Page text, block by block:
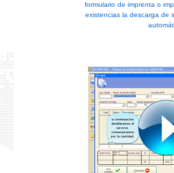
formulario de imprenta o
existencias la descarga de